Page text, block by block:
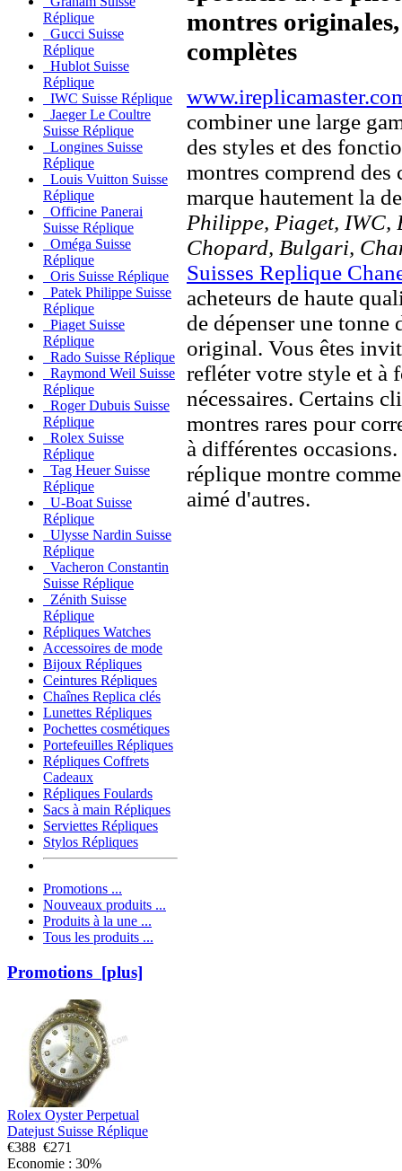
Réplique
Gucci Suisse
Réplique
Hublot Suisse
Réplique
IWC Suisse Réplique
Jaeger Le Coultre
Suisse Réplique
Longines Suisse
Réplique
Louis Vuitton Suisse
Réplique
Officine Panerai
Suisse Réplique
Oméga Suisse
Réplique
Oris Suisse Réplique
Patek Philippe Suisse
Réplique
Piaget Suisse
Réplique
Rado Suisse Réplique
Raymond Weil Suisse
Réplique
Roger Dubuis Suisse
Réplique
Rolex Suisse
Réplique
Tag Heuer Suisse
Réplique
U-Boat Suisse
Réplique
Ulysse Nardin Suisse
Réplique
Vacheron Constantin
Suisse Réplique
Zénith Suisse
Réplique
Répliques Watches
Accessoires de mode
Bijoux Répliques
Ceintures Répliques
Chaînes Replica clés
Lunettes Répliques
Pochettes cosmétiques
Portefeuilles Répliques
Répliques Coffrets
Cadeaux
Répliques Foulards
Sacs à main Répliques
Serviettes Répliques
Stylos Répliques
Promotions ...
Nouveaux produits ...
Produits à la une ...
Tous les produits ...
Promotions [plus]
Rolex Oyster Perpetual
Datejust Suisse Réplique
€388 €271
Economie : 30%
montres
complètes
combiner une large
des styles et des
montres comprend des
marque hautement la
Philippe, Piaget, IWC,
Chopard, Bulgari,
Suisses Replique
acheteurs de haute
de dépenser une
original. Vous êtes
refléter votre style et à
nécessaires. Certains
montres rares pour
à différentes
réplique montre
aimé d'autres.